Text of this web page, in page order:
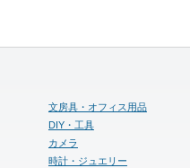
文房具・オフィス用品
DIY・工具
カメラ
時計・ジュエリー